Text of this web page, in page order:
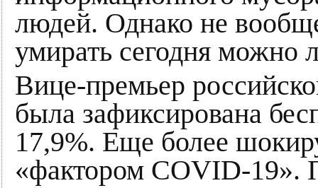
людей. Однако не
умирать сегодня можно
Вице-премьер
была зафиксирована
17,9%. Еще более
«фактором COVID-19».